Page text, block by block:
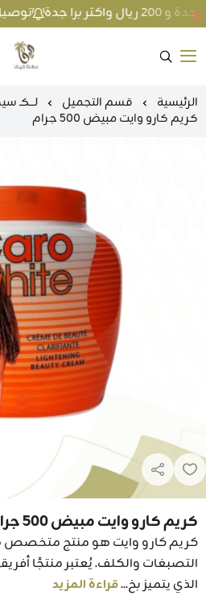
توصيل مجاني
متجر
الرئيسية قسم التجميل
لـــكـ
كريم كارو وايت مبيض 500 جرام
كريم كارو وايت مبيض 500 جرام
كريم كارو وايت هو منتج متخصص في
التصبغات والكلف. يُعتبر منتجًا
الذي يتميز بخ...قراءة المزيد